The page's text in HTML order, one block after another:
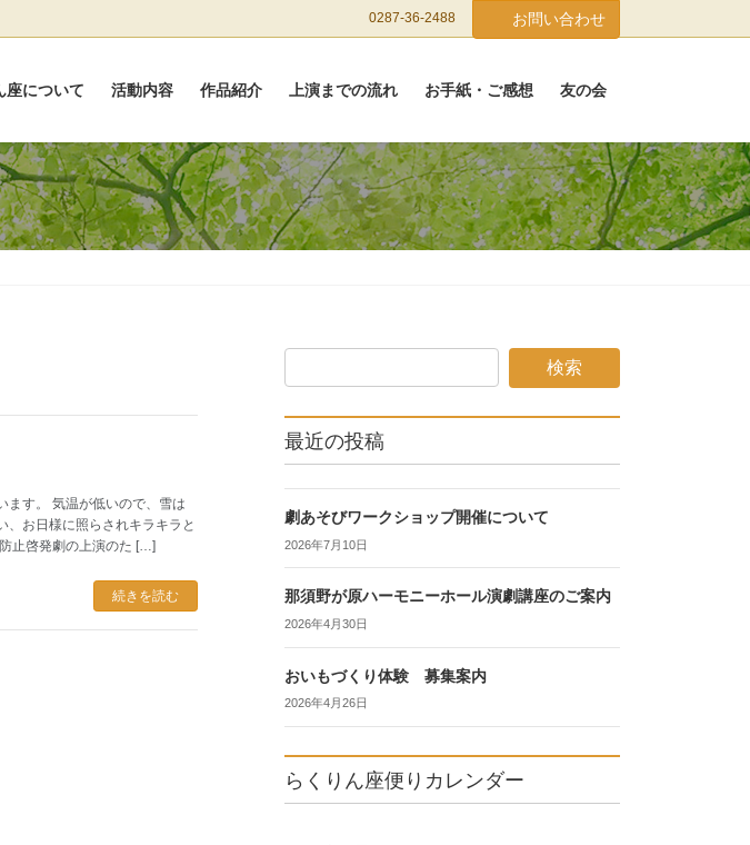
0287-36-2488 お問い合わせ
座について 活動内容 作品紹介 上演までの流れ お手紙・ご感想 友の会
ます。 気温が低いので、雪は
、お日様に照らされキラキラと
止啓発劇の上演のた […]
続きを読む
最近の投稿
劇あそびワークショップ開催について
2026年7月10日
那須野が原ハーモニーホール演劇講座のご案内
2026年4月30日
おいもづくり体験 募集案内
2026年4月26日
らくりん座便りカレンダー